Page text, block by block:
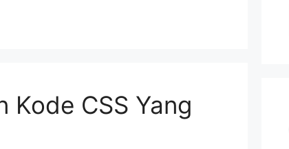
Kode CSS Yang